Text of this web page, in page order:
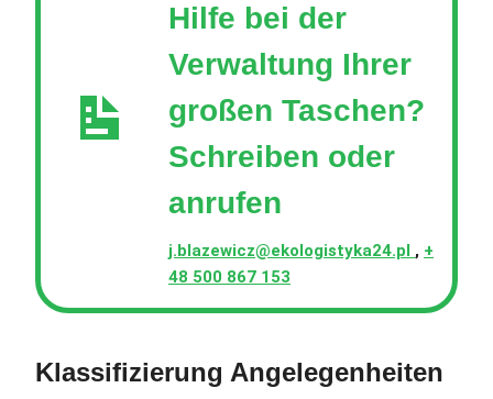
Hilfe bei der
Verwaltung Ihrer
großen Taschen?
Schreiben oder
anrufen
j.blazewicz@ekologistyka24.pl , +
48 500 867 153
Klassifizierung Angelegenheiten